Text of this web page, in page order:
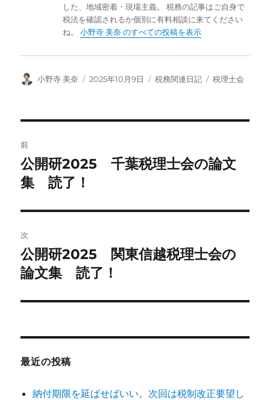
した、地域密着・現場主義。 税務の記事はご自身で
税法を確認されるか個別に有料相談に来てください
ね。小野寺 美奈 のすべての投稿を表示
投
小野寺 美奈
投
2025年10月9日
カ
税務関連日記
タ
税理士会
稿
ナ
ビ
ゲ
ー
シ
ン
前
前
の
稿:
公開研2025 千葉税理士会の論文
集 読了！
次
次
の
稿:
公開研2025 関東信越税理士会の
論文集 読了！
最近の投稿
納付期限を延ばせばいい。次回は税制改正要望し